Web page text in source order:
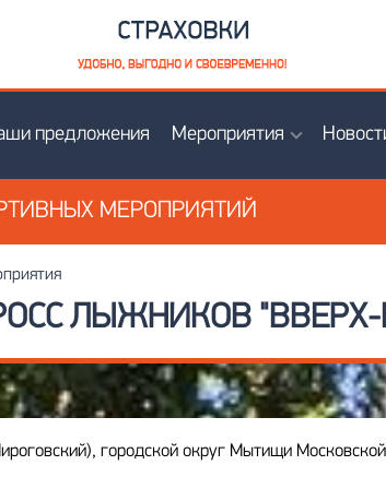
предложения Мероприятия
МЕРОПРИЯТИЙ
ЛЫЖНИКОВ "ВВЕРХ-
городской округ Мытищи Московской